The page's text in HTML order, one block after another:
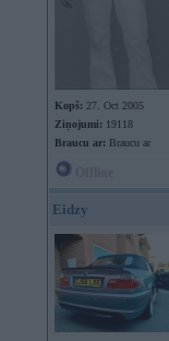
Kopš: 27. Oct 2005
Ziņojumi: 19118
Braucu ar: Braucu ar
Eidzy